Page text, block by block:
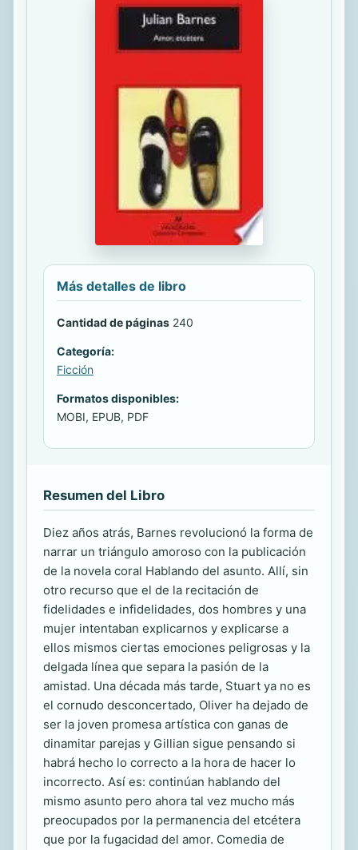
Más detalles de libro
Cantidad de páginas 240
Categoría:
Ficción
Formatos disponibles:
MOBI, EPUB, PDF
Resumen del Libro
Diez años atrás, Barnes revolucionó la forma de
narrar un triángulo amoroso con la publicación
de la novela coral Hablando del asunto. Allí, sin
otro recurso que el de la recitación de
fidelidades e infidelidades, dos hombres y una
mujer intentaban explicarnos y explicarse a
ellos mismos ciertas emociones peligrosas y la
delgada línea que separa la pasión de la
amistad. Una década más tarde, Stuart ya no es
el cornudo desconcertado, Oliver ha dejado de
ser la joven promesa artística con ganas de
dinamitar parejas y Gillian sigue pensando si
habrá hecho lo correcto a la hora de hacer lo
incorrecto. Así es: continúan hablando del
mismo asunto pero ahora tal vez mucho más
preocupados por la permanencia del etcétera
que por la fugacidad del amor. Comedia de